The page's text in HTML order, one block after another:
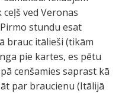
ved Veronas
stundu esat
brauc itālieši (tikām
pie kartes, es pētu
cenšamies saprast kā
par braucienu (Itālijā